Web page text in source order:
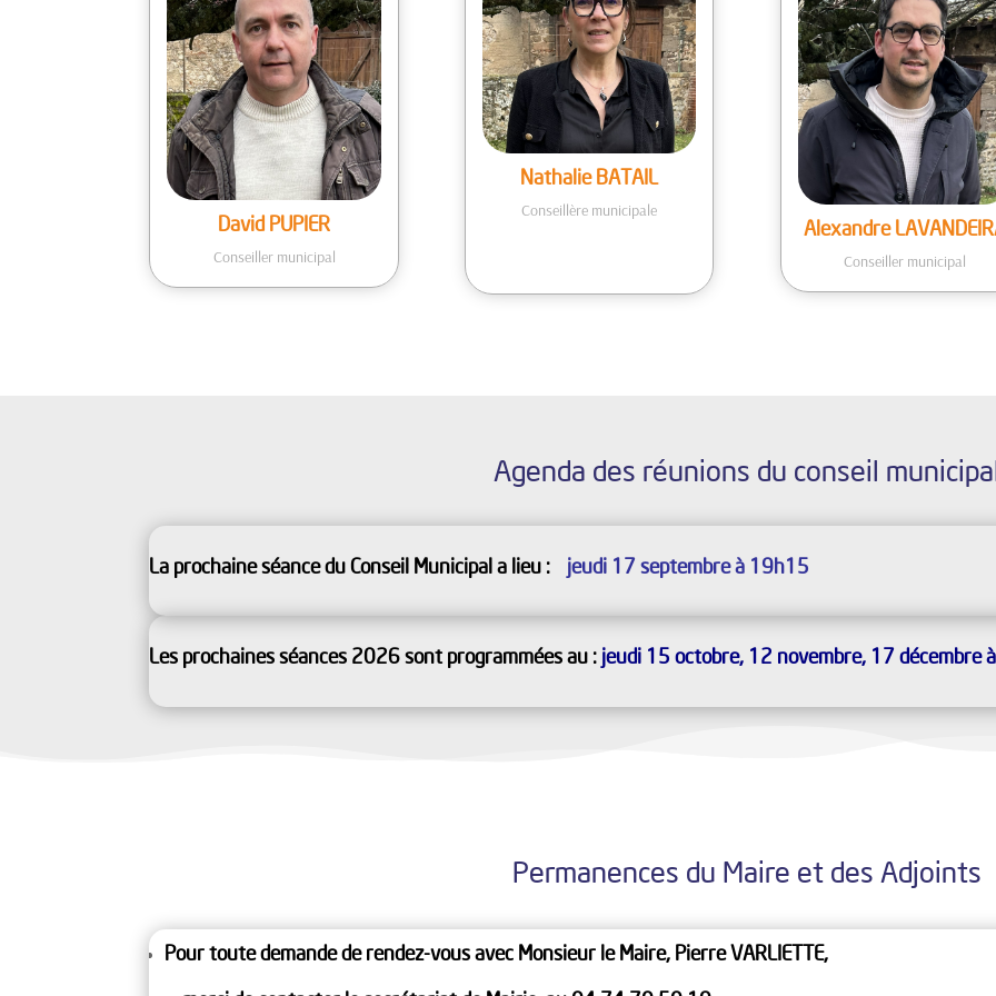
David PUPIER
Conseiller municipal
Nathalie BATAIL
Conseillère municipale
Alexandre
Conseiller municipal
Agenda des réunions du conseil
La prochaine séance du Conseil Municipal a lieu : jeudi 17 septembre à 19h15
Les prochaines séances 2026 sont programmées au : jeudi 15 octobre, 12 novembre, 17 décembre
Permanences du Maire et des Adjoints
Pour toute demande de rendez-vous avec Monsieur le Maire, Pierre VARLIETTE,